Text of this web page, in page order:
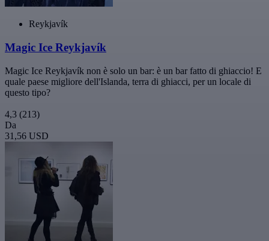
Reykjavík
Magic Ice Reykjavík
Magic Ice Reykjavík non è solo un bar: è un bar fatto di ghiaccio! E
quale paese migliore dell'Islanda, terra di ghiacci, per un locale di
questo tipo?
4,3 (213)
Da
31,56 USD